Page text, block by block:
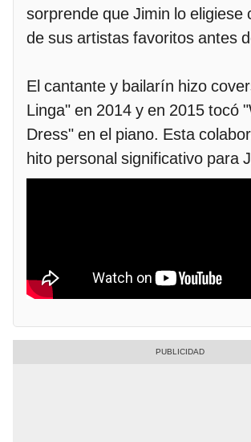
sorprende que Jimin lo eligiese
de sus artistas favoritos antes
El cantante y bailarín hizo
Linga" en 2014 y en 2015 tocó
Dress" en el piano. Esta
hito personal significativo para